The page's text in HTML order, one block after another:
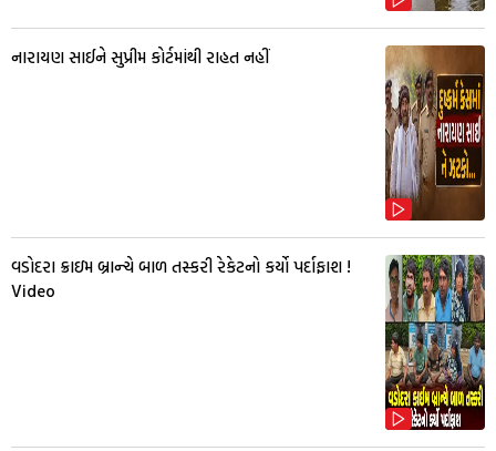
નારાયણ સાઈને સુપ્રીમ કોર્ટમાંથી રાહત નહીં
વડોદરા ક્રાઇમ બ્રાન્ચે બાળ તસ્કરી રેકેટનો કર્યો પર્દાફાશ !
Video